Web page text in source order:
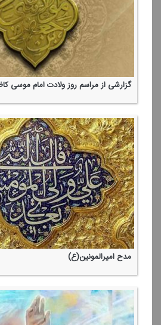
گزارشی از مراسم روز ولادت امام موسی
مدح امیرالمونین(ع)